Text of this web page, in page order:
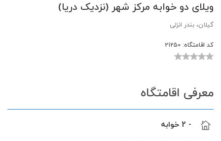
ویلای دو خوابه مرکز شهر (نزدیک دریا)
گیلان، بندر انزلی
کد اقامتگاه:
معرفی اقامتگاه
- 2 خوابه